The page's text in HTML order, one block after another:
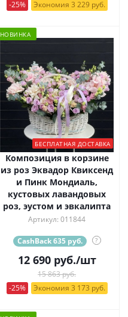
-25%
Экономия 3 229 руб.
НОВИНКА
БЕСПЛАТНАЯ ДОСТАВКА
Композиция в корзине
из роз Эквадор Квиксенд
и Пинк Мондиаль,
кустовых лавандовых
роз, эустом и эвкалипта
Артикул: 011844
CashBack 635 руб. ?
12 690руб./шт
15 863 руб.
-25%
Экономия 3 173 руб.